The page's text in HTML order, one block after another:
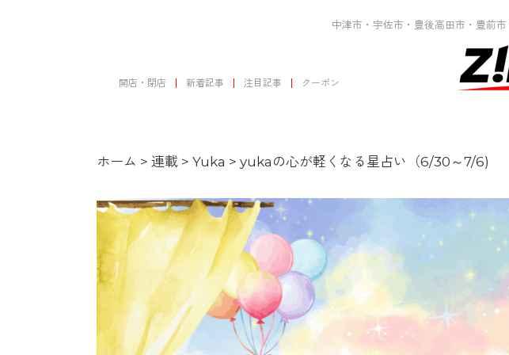
中津市・宇佐市・豊後高田市・豊前
開店・閉店 新着記事 注目記事 クーポン
ホーム > 連載 > Yuka > yukaの心が軽くなる星占い（6/30～7/6)